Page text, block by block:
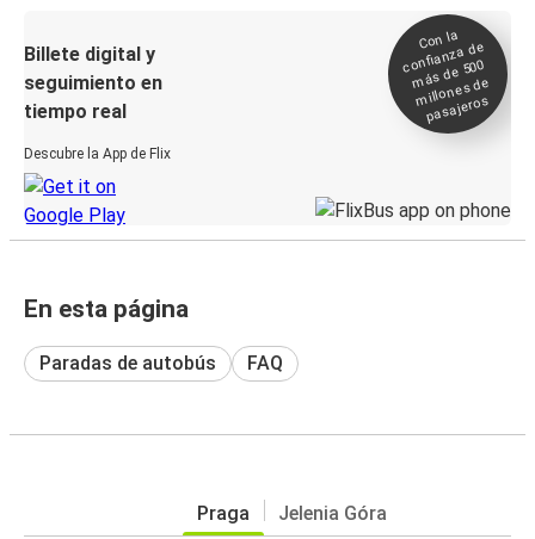
Billete digital y
seguimiento en
tiempo real
Descubre la App de Flix
Con la
confianza de
más de 500
millones de
pasajeros
En esta página
Paradas de autobús FAQ
Praga Jelenia Góra